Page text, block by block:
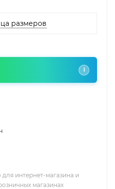
размеров
i
интернет-магазина и
магазинах